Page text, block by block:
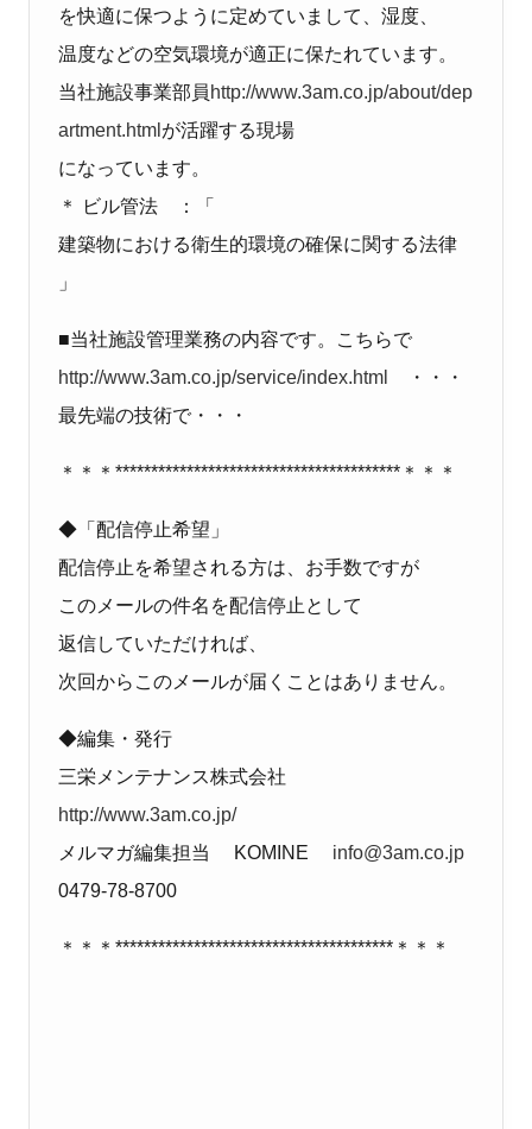
を快適に保つように定めていまして、湿度、
温度などの空気環境が適正に保たれています。
当社施設事業部員 http://www.3am.co.jp/about/dep
artment.html が活躍する現場
になっています。
＊ ビル管法 ：「
建築物における衛生的環境の確保に関する法律
」
■当社施設管理業務の内容です。こちらで
http://www.3am.co.jp/service/index.html
・・・
最先端の技術で・・・
＊＊＊****************************************＊＊＊
◆「配信停止希望」
配信停止を希望される方は、お手数ですが
このメールの件名を配信停止として
返信していただければ、
次回からこのメールが届くことはありません。
◆編集・発行
三栄メンテナンス株式会社
http://www.3am.co.jp/
メルマガ編集担当 KOMINE info@3am.co.jp
0479-78-8700
＊＊＊***************************************＊＊＊